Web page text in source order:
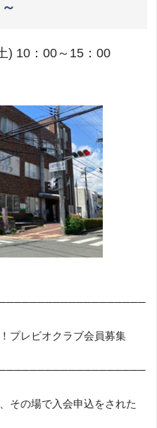
) 10：00～15：00
プレビオクラブ会員募集
その場で入会申込をされた